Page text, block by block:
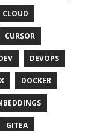
CLOUD
CURSOR
DEVOPS
DOCKER
GITEA